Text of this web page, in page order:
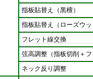
指板貼替え（黒檀）
指板貼替え（ローズウ
フレット線交換
弦高調整（指板切削＋
ネック反り調整